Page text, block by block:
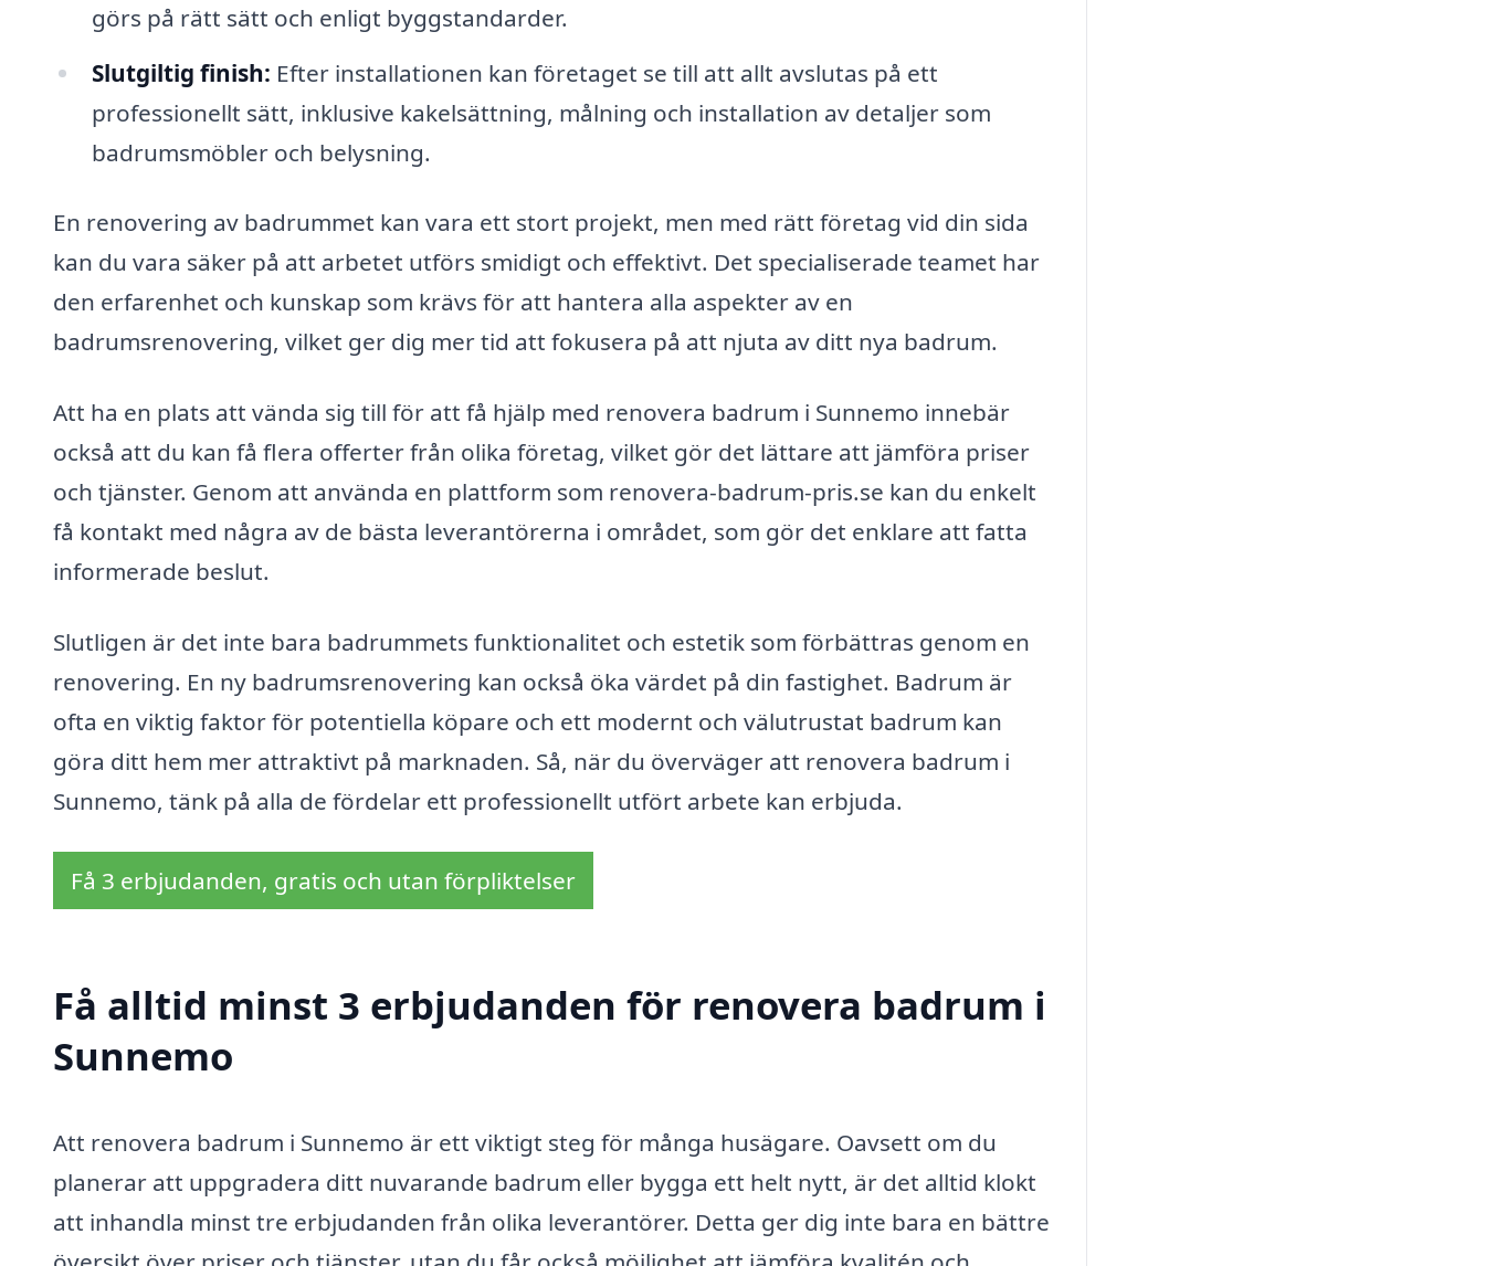
görs på rätt sätt och enligt byggstandarder.
Slutgiltig finish: Efter installationen kan företaget se till att allt avslutas på ett
professionellt sätt, inklusive kakelsättning, målning och installation av detaljer som
badrumsmöbler och belysning.
En renovering av badrummet kan vara ett stort projekt, men med rätt företag vid din sida
kan du vara säker på att arbetet utförs smidigt och effektivt. Det specialiserade teamet har
den erfarenhet och kunskap som krävs för att hantera alla aspekter av en
badrumsrenovering, vilket ger dig mer tid att fokusera på att njuta av ditt nya badrum.
Att ha en plats att vända sig till för att få hjälp med renovera badrum i Sunnemo innebär
också att du kan få flera offerter från olika företag, vilket gör det lättare att jämföra priser
och tjänster. Genom att använda en plattform som renovera-badrum-pris.se kan du enkelt
få kontakt med några av de bästa leverantörerna i området, som gör det enklare att fatta
informerade beslut.
Slutligen är det inte bara badrummets funktionalitet och estetik som förbättras genom en
renovering. En ny badrumsrenovering kan också öka värdet på din fastighet. Badrum är
ofta en viktig faktor för potentiella köpare och ett modernt och välutrustat badrum kan
göra ditt hem mer attraktivt på marknaden. Så, när du överväger att renovera badrum i
Sunnemo, tänk på alla de fördelar ett professionellt utfört arbete kan erbjuda.
Få 3 erbjudanden, gratis och utan förpliktelser
Få alltid minst 3 erbjudanden för renovera badrum i
Sunnemo
Att renovera badrum i Sunnemo är ett viktigt steg för många husägare. Oavsett om du
planerar att uppgradera ditt nuvarande badrum eller bygga ett helt nytt, är det alltid klokt
att inhandla minst tre erbjudanden från olika leverantörer. Detta ger dig inte bara en bättre